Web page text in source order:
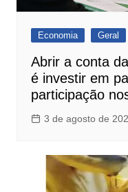
Economia Geral
Abrir a conta
é investir em
participação
3 de agosto de